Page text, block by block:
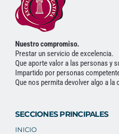
Nuestro compromiso.
Prestar un servicio de excelencia.
Que aporte valor a las personas y
Impartido por personas
Que nos permita devolver algo a la
SECCIONES PRINCIPALES
INICIO